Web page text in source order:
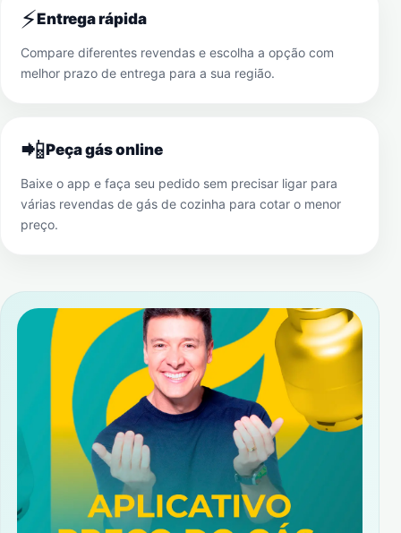
⚡Entrega rápida
Compare diferentes revendas e escolha a opção com
melhor prazo de entrega para a sua região.
📲Peça gás online
Baixe o app e faça seu pedido sem precisar ligar para
várias revendas de gás de cozinha para cotar o menor
preço.